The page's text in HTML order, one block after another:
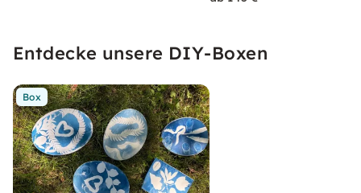
Entdecke unsere DIY-Boxen
Box